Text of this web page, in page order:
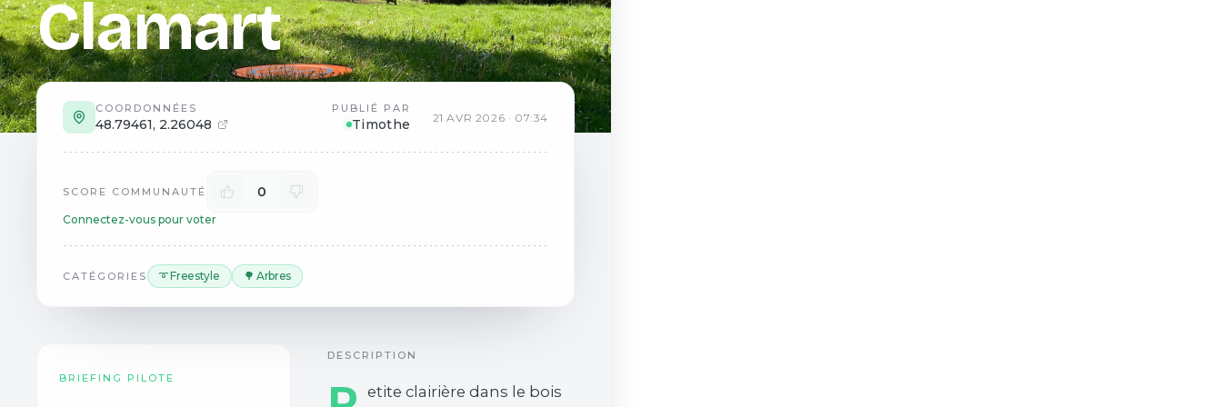
Clamart
COORDONNÉES
48.79461, 2.26048
PUBLIÉ PAR
Timothe 21 AVR 2026 · 07:34
SCORE COMMUNAUTÉ 0
Connectez-vous pour voter
CATÉGORIES ➰ Freestyle 🌳 Arbres
BRIEFING PILOTE
DESCRIPTION
etite clairière dans le bois